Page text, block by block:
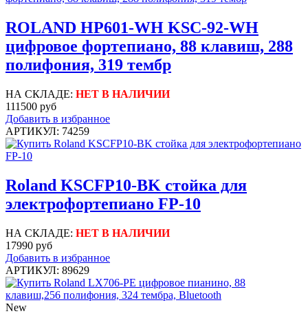
ROLAND HP601-WH KSC-92-WH
цифровое фортепиано, 88 клавиш, 288
полифония, 319 тембр
НА СКЛАДЕ: НЕТ В НАЛИЧИИ
111500 руб
Добавить в избранное
АРТИКУЛ: 74259
Roland KSCFP10-BK стойка для
электрофортепиано FP-10
НА СКЛАДЕ: НЕТ В НАЛИЧИИ
17990 руб
Добавить в избранное
АРТИКУЛ: 89629
New